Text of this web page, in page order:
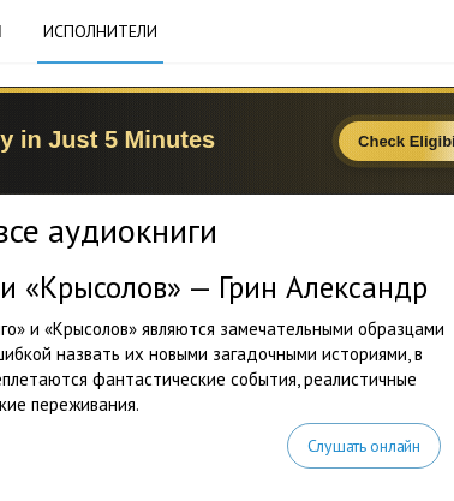
ИСПОЛНИТЕЛИ
аудиокниги
«Крысолов» — Грин Александр
и «Крысолов» являются замечательными образцами
назвать их новыми загадочными историями, в
фантастические события, реалистичные
переживания.
Слушать онлайн